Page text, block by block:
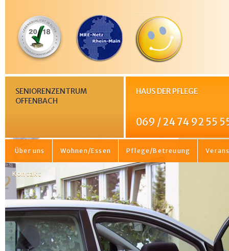
SENIORENZENTRUM
OFFENBACH
HAUS DER PFLEGE
069 / 24 74 92 55
Über uns Wohnen/Essen Pflege/Betreuung
Kontakt